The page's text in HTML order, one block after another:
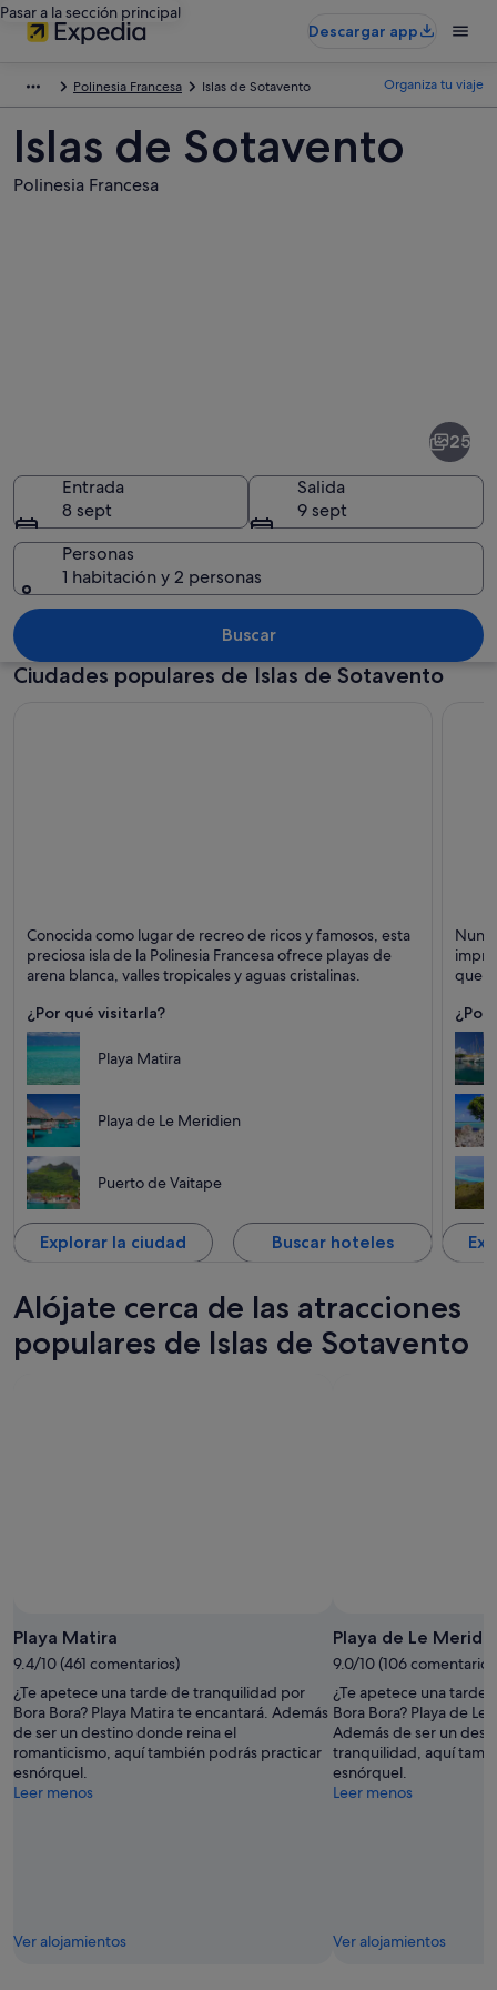
Pasar a la sección principal
Descargar app
Polinesia Francesa Islas de Sotavento Organiza tu viaje
Islas de Sotavento
Polinesia Francesa
Sotavento
Bungalows sobre el agua con
25
Entrada
8 sept
Salida
9 sept
Personas
1 habitación y 2 personas
Buscar
Ciudades populares de Islas de Sotavento
Puntos fuertes: Playas, Islas y Romántico
Conocida como lugar de recreo de ricos y famosos, esta
preciosa isla de la Polinesia Francesa ofrece playas de
arena blanca, valles tropicales y aguas cristalinas.
¿Por qué visitarla?
Playa Matira
Playa de Le Meridien
Puerto de Vaitape
Explorar la ciudad Buscar hoteles
que
¿Por
Alójate cerca de las atracciones
populares de Islas de Sotavento
Playa Matira
9.4/10 (461 comentarios)
¿Te apetece una tarde de tranquilidad por
Bora Bora? Playa Matira te encantará. Además
de ser un destino donde reina el
romanticismo, aquí también podrás practicar
esnórquel.
Leer menos
Ver alojamientos
Playa de Le
9.0/10 (106
¿Te apetece una
Bora Bora? Playa de
Además de ser un
tranquilidad, aquí
esnórquel.
Leer menos
Ver alojamientos